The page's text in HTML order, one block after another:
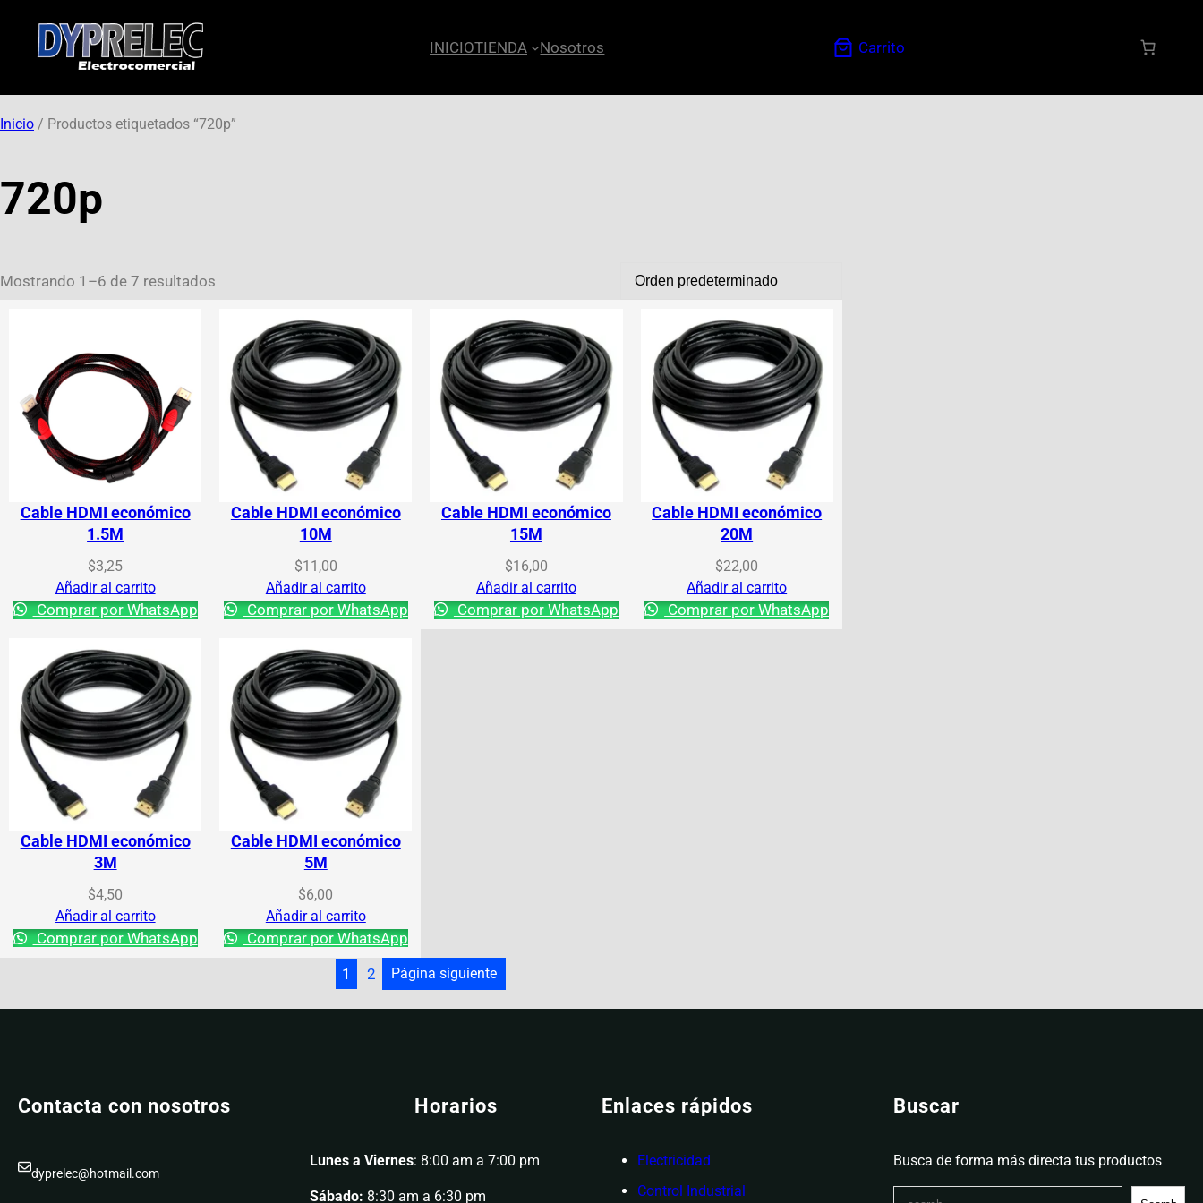
INICIOTIENDA Nosotros Carrito
Inicio / Productos etiquetados “720p”
720p
Mostrando 1–6 de 7 resultados
Cable HDMI económico
1.5M
$3,25
Añadir al carrito
Comprar por WhatsApp
Cable HDMI económico
10M
$11,00
Añadir al carrito
Comprar por WhatsApp
Cable HDMI económico
15M
$16,00
Añadir al carrito
Comprar por WhatsApp
Cable HDMI económico
20M
$22,00
Añadir al carrito
Comprar por WhatsApp
Cable HDMI económico
3M
$4,50
Añadir al carrito
Comprar por WhatsApp
Cable HDMI económico
5M
$6,00
Añadir al carrito
Comprar por WhatsApp
1
2 Página siguiente
Contacta con nosotros
dyprelec@hotmail.com
Horarios
Lunes a Viernes: 8:00 am a 7:00 pm
Sábado: 8:30 am a 6:30 pm
Enlaces rápidos
Electricidad
Control Industrial
Buscar
Busca de forma más directa tus productos